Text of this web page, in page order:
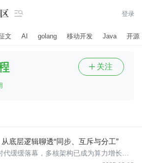
 登录
文 AI golang 移动开发 Java 开源
 关注
底层逻辑聊透“同步、互斥与分工”
缓缓落幕，多核架构已成为算力增长的